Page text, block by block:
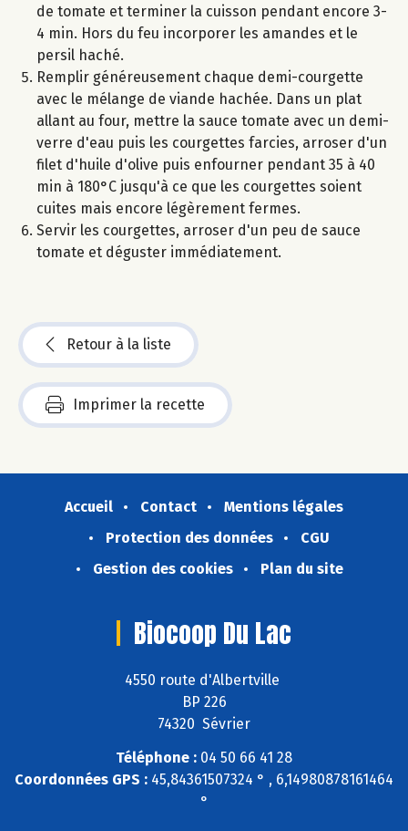
de tomate et terminer la cuisson pendant encore 3-
4 min. Hors du feu incorporer les amandes et le
persil haché.
Remplir généreusement chaque demi-courgette
avec le mélange de viande hachée. Dans un plat
allant au four, mettre la sauce tomate avec un demi-
verre d'eau puis les courgettes farcies, arroser d'un
filet d'huile d'olive puis enfourner pendant 35 à 40
min à 180°C jusqu'à ce que les courgettes soient
cuites mais encore légèrement fermes.
Servir les courgettes, arroser d'un peu de sauce
tomate et déguster immédiatement.
Retour à la liste
Imprimer la recette
Accueil Contact
Mentions légales
Protection des données
CGU
Gestion des cookies
Plan du site
Biocoop Du Lac
4550 route d'Albertville
BP 226
74320 Sévrier
Téléphone : 04 50 66 41 28
Coordonnées GPS : 45,84361507324 ° , 6,14980878161464
°